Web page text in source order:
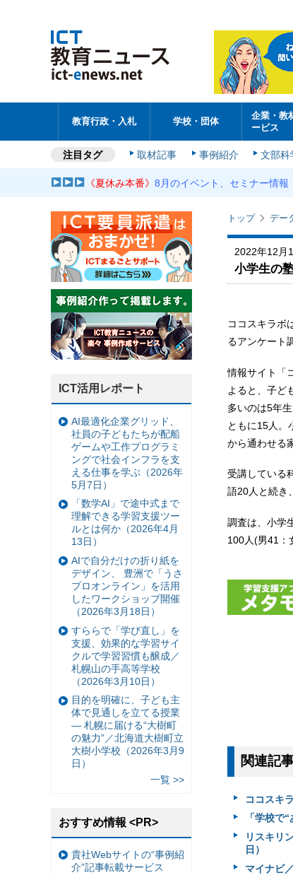
教育行政・入札 学校・団体
企業・教
ービス
注目タグ 取材記事 事例紹介 文部科
《夏休み本番》8月のイベント、セミナー情報
トップ デー
2022年12月
小学生の
ココスキラボ
るアンケート
情報サイト「
よると、子ど
多いのは5年
ともに15人。
から通わせる
受講している
語20人と続き
調査は、小学
100人(男41：
関連記
ココスキ
「学校で
リスキリ
日）
マイナビ
ICT活用レポート
AI最適化企業グリッド、
社員の子どもたちが配船
ゲームや工作プログラミ
ングで社会インフラを支
える仕事を学ぶ（2026年
5月7日）
「数学AI」で途中式まで
理解できる学習支援ツー
ルとは何か（2026年4月
13日）
AIで自分だけの折り紙を
デザイン、 豊洲で「うさ
プロオンライン」を活用
したワークショップ開催
（2026年3月18日）
すららで「学び直し」を
支援、効果的な学習サイ
クルで学習習慣も醸成／
札幌山の手高等学校
（2026年3月10日）
目的を明確に、子ども主
体で見通しを立てる授業
— 札幌に届ける“大樹町
の魅力”／北海道大樹町立
大樹小学校（2026年3月9
日）
一覧 >>
おすすめ情報 <PR>
貴社Webサイトの“事例紹
介”記事転載サービス